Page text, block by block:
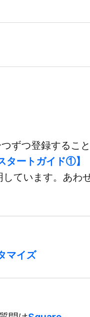
ずつ登録する​こ
タートガイド①】
しています。​あわ
マイズ